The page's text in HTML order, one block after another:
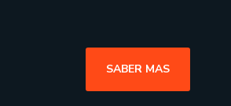
SABER MAS